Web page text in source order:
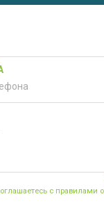
с правилами